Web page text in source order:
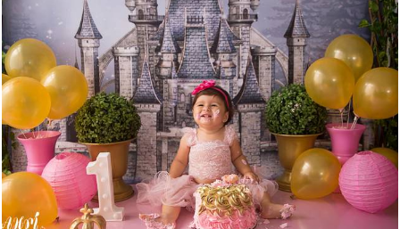
500 0